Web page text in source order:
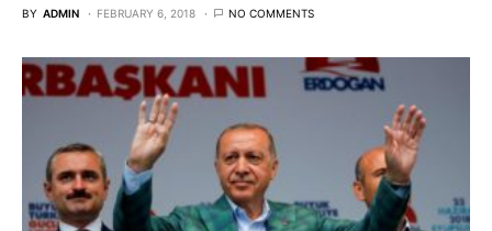
BY ADMIN FEBRUARY 6, 2018 NO COMMENTS